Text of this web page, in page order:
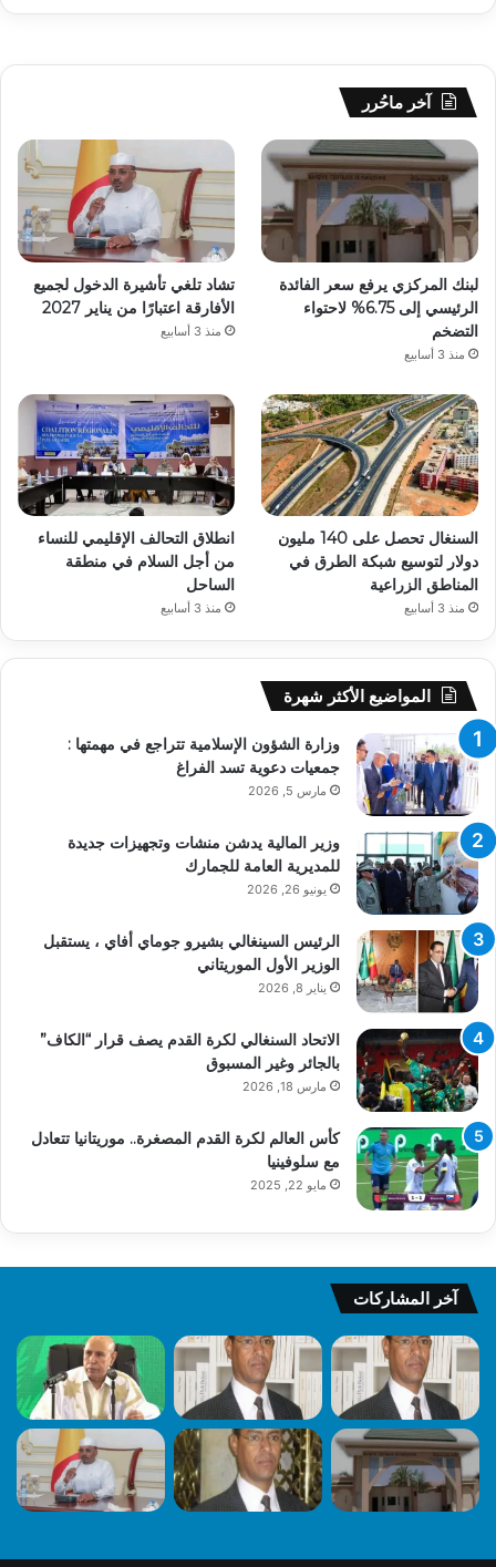
آخر ماحُرر
لبنك المركزي يرفع سعر الفائدة
الرئيسي إلى 6.75% لاحتواء
التضخم
منذ 3 أسابيع
تشاد تلغي تأشيرة الدخول لجميع
الأفارقة اعتبارًا من يناير 2027
منذ 3 أسابيع
السنغال تحصل على 140 مليون
دولار لتوسيع شبكة الطرق في
المناطق الزراعية
منذ 3 أسابيع
انطلاق التحالف الإقليمي للنساء
من أجل السلام في منطقة
الساحل
منذ 3 أسابيع
المواضيع الأكثر شهرة
وزارة الشؤون الإسلامية تتراجع في مهمتها :
جمعيات دعوية تسد الفراغ
مارس 5, 2026
وزير المالية يدشن منشات وتجهيزات جديدة
للمديرية العامة للجمارك
يونيو 26, 2026
الرئيس السينغالي بشيرو جوماي أفاي ، يستقبل
الوزير الأول الموريتاني
يناير 8, 2026
الاتحاد السنغالي لكرة القدم يصف قرار “الكاف”
بالجائر وغير المسبوق
مارس 18, 2026
كأس العالم لكرة القدم المصغرة.. موريتانيا تتعادل
مع سلوفينيا
مايو 22, 2025
آخر المشاركات